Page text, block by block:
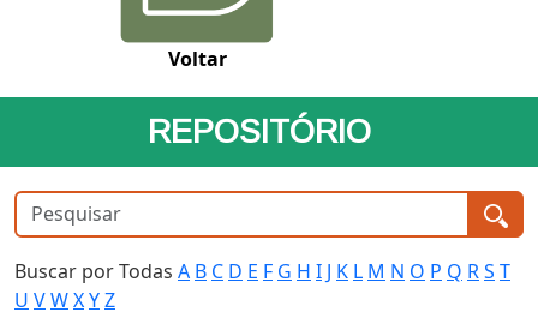
Voltar
REPOSITÓRIO
Buscar por Todas A B C D E F G H I J K L M N O P Q RS T
U VWXYZ